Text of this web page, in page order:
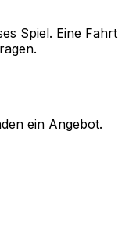
Spiel. Eine Fahrt
ein Angebot.